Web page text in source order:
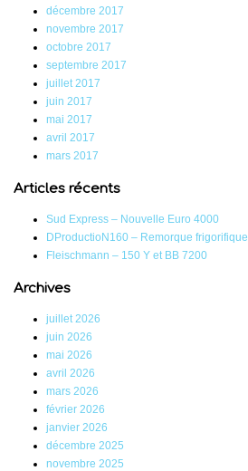
décembre 2017
novembre 2017
octobre 2017
septembre 2017
juillet 2017
juin 2017
mai 2017
avril 2017
mars 2017
Articles récents
Sud Express – Nouvelle Euro 4000
DProductioN160 – Remorque frigorifique
Fleischmann – 150 Y et BB 7200
Archives
juillet 2026
juin 2026
mai 2026
avril 2026
mars 2026
février 2026
janvier 2026
décembre 2025
novembre 2025